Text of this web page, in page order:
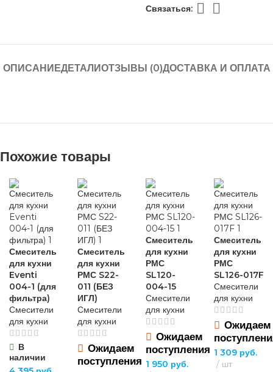
Связаться:
ОПИСАНИЕДЕТАЛИОТЗЫВЫ (0)ДОСТАВКА И ОПЛАТА
Похожие товары
Смеситель
для кухни
Eventi
004-1 (для
фильтра)
Смесители
для кухни
В
наличии
Смеситель
для кухни
РМС S22-
011 (БЕЗ
ИГЛ)
Смесители
для кухни
Ожидаем
поступления
Смеситель
для кухни
РМС
SL120-
004-15
Смесители
для кухни
Ожидаем
поступления
1 950 руб.
Смеситель
для кухни
РМС
SL126-017F
Смесители
для кухни
Ожидаем
1 309 руб.
шт